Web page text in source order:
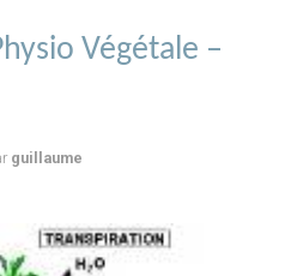
Végétale –
guillaume